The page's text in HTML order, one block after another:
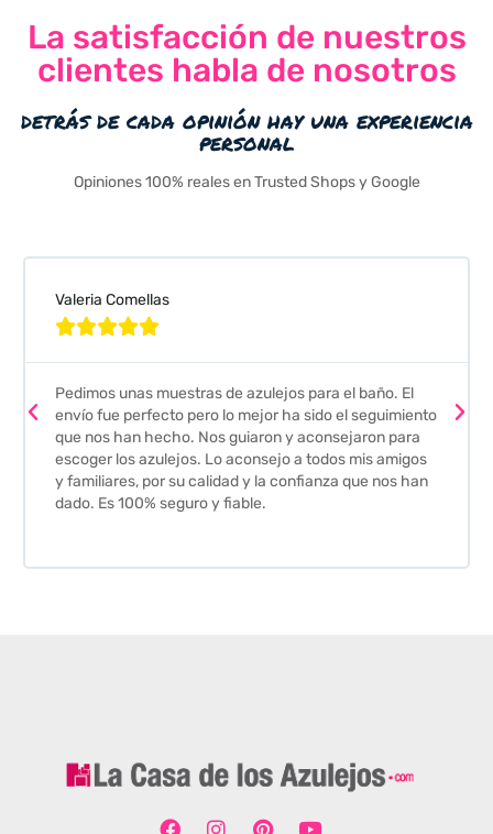
La satisfacción de nuestros
clientes habla de nosotros
detrás de cada opinión hay una experiencia
personal
Opiniones 100% reales en Trusted Shops y Google
Valeria Comellas

Pedimos unas muestras de azulejos para el baño. El
envío fue perfecto pero lo mejor ha sido el seguimiento
que nos han hecho. Nos guiaron y aconsejaron para
escoger los azulejos. Lo aconsejo a todos mis amigos
y familiares, por su calidad y la confianza que nos han
dado. Es 100% seguro y fiable.